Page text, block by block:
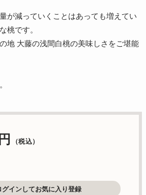
が減っていくことはあっても増えてい
桃です。
地 大藤の浅間白桃の美味しさをご堪能
（税込）
グインしてお気に入り登録